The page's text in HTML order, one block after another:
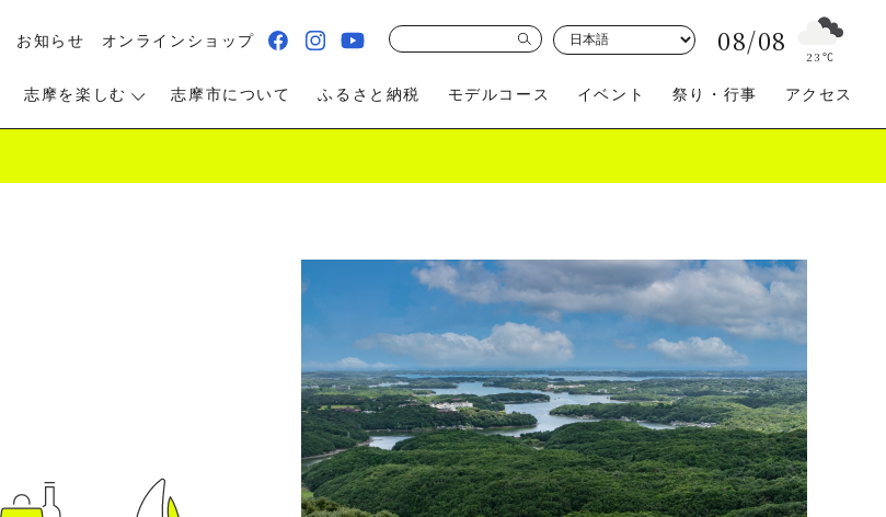
お知らせ オンラインショップ 08/08 23 ℃
志摩を楽しむ
買う 体験
志摩市について ふるさと納税 モデルコース イベント 祭り・行事 アクセス